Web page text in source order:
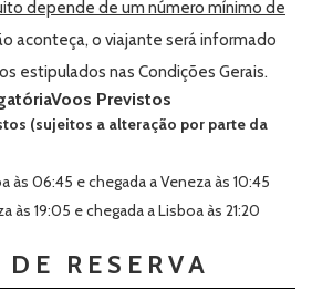
depende de um número mínimo de
aconteça, o viajante será informado
estipulados nas Condições Gerais.
Voos Previstos
(sujeitos a alteração por parte da
às 06:45 e chegada a Veneza às 10:45
às 19:05 e chegada a Lisboa às 21:20
RESERVA